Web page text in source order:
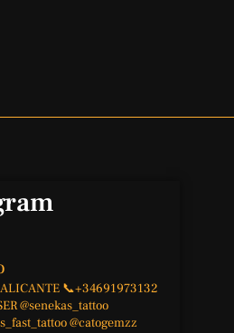
ALICANTE 📞+34691973132
@senekas_tattoo
@catogemzz